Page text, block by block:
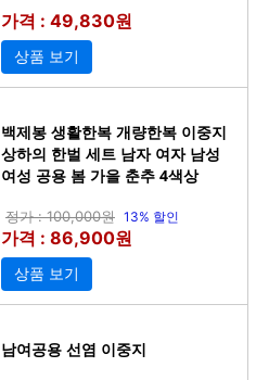
가격 : 49,830원
상품 보기
백제봉 생활한복 개량한복 이중지
상하의 한벌 세트 남자 여자 남성
여성 공용 봄 가을 춘추 4색상
정가 : 100,000원 13% 할인
가격 : 86,900원
상품 보기
남여공용 선염 이중지